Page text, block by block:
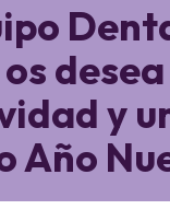
y
Año